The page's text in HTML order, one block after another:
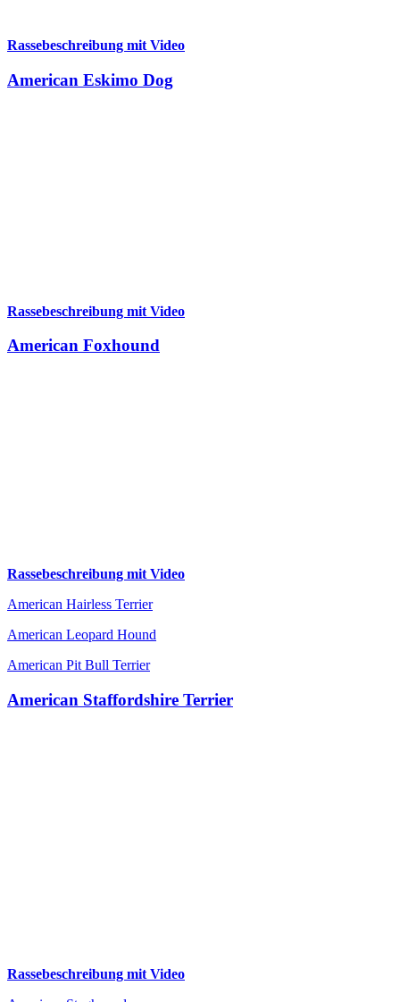
Rassebeschreibung mit Video
American Eskimo Dog
Rassebeschreibung mit Video
American Foxhound
Rassebeschreibung mit Video
American Hairless Terrier
American Leopard Hound
American Pit Bull Terrier
American Staffordshire Terrier
Rassebeschreibung mit Video